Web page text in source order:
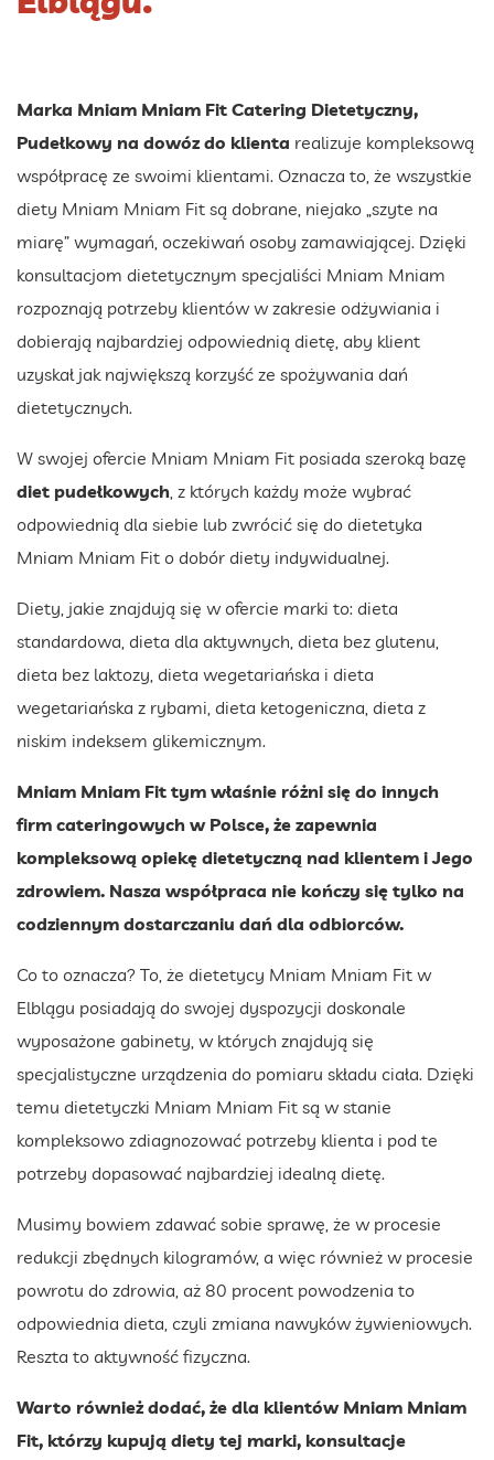
Marka Mniam Mniam Fit Catering Dietetyczny,
Pudełkowy na dowóz do klienta realizuje kompleksową
współpracę ze swoimi klientami. Oznacza to, że wszystkie
diety Mniam Mniam Fit są dobrane, niejako „szyte na
miarę” wymagań, oczekiwań osoby zamawiającej. Dzięki
konsultacjom dietetycznym specjaliści Mniam Mniam
rozpoznają potrzeby klientów w zakresie odżywiania i
dobierają najbardziej odpowiednią dietę, aby klient
uzyskał jak największą korzyść ze spożywania dań
dietetycznych.
W swojej ofercie Mniam Mniam Fit posiada szeroką bazę
diet pudełkowych , z których każdy może wybrać
odpowiednią dla siebie lub zwrócić się do dietetyka
Mniam Mniam Fit o dobór diety indywidualnej.
Diety, jakie znajdują się w ofercie marki to: dieta
standardowa, dieta dla aktywnych, dieta bez glutenu,
dieta bez laktozy, dieta wegetariańska i dieta
wegetariańska z rybami, dieta ketogeniczna, dieta z
niskim indeksem glikemicznym.
Mniam Mniam Fit tym właśnie różni się do innych
firm cateringowych w Polsce, że zapewnia
kompleksową opiekę dietetyczną nad klientem i Jego
zdrowiem. Nasza współpraca nie kończy się tylko na
codziennym dostarczaniu dań dla odbiorców.
Co to oznacza? To, że dietetycy Mniam Mniam Fit w
Elblągu posiadają do swojej dyspozycji doskonale
wyposażone gabinety, w których znajdują się
specjalistyczne urządzenia do pomiaru składu ciała. Dzięki
temu dietetyczki Mniam Mniam Fit są w stanie
kompleksowo zdiagnozować potrzeby klienta i pod te
potrzeby dopasować najbardziej idealną dietę.
Musimy bowiem zdawać sobie sprawę, że w procesie
redukcji zbędnych kilogramów, a więc również w procesie
powrotu do zdrowia, aż 80 procent powodzenia to
odpowiednia dieta, czyli zmiana nawyków żywieniowych.
Reszta to aktywność fizyczna.
Warto również dodać, że dla klientów Mniam Mniam
Fit, którzy kupują diety tej marki, konsultacje